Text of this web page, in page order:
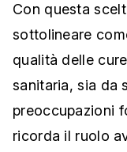
Con questa
sottolineare
qualità delle
sanitaria, sia da
preoccupazioni
ricorda il ruolo